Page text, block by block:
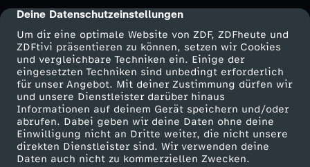
cmp-dialog-description
Deine Datenschutzeinstellungen
Um dir eine optimale Website von ZDF, ZDFheute und
ZDFtivi präsentieren zu können, setzen wir Cookies
und vergleichbare Techniken ein. Einige der
eingesetzten Techniken sind unbedingt erforderlich
für unser Angebot. Mit deiner Zustimmung dürfen wir
und unsere Dienstleister darüber hinaus
Informationen auf deinem Gerät speichern und/oder
abrufen. Dabei geben wir deine Daten ohne deine
Einwilligung nicht an Dritte weiter, die nicht unsere
direkten Dienstleister sind. Wir verwenden deine
Daten auch nicht zu kommerziellen Zwecken.
t
J
u
d
o
Mehr ZDF
ZDF-Apps
Smart TV
ZDFtext
Service
ZDFmitreden
Kontakt zum ZDF
Tickets